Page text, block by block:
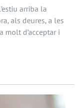
arriba la
als deures, a les
molt d’acceptar i